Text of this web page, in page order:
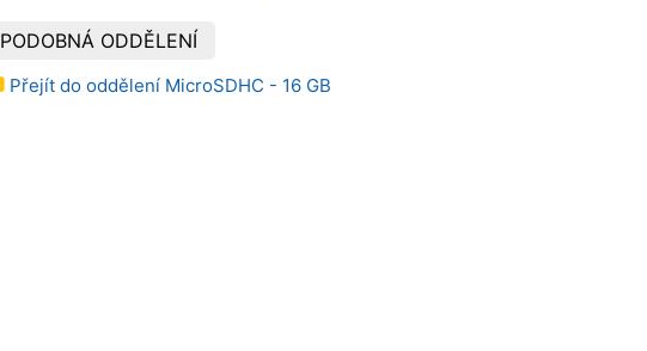
PODOBNÁ ODDĚLENÍ
Přejít do oddělení MicroSDHC - 16 GB